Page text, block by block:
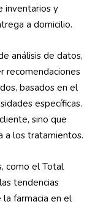
inventarios y
a domicilio​.
análisis de datos,
recomendaciones
basados en el
específicas.
sino que
a los tratamientos.
como el Total
tendencias
farmacia en el